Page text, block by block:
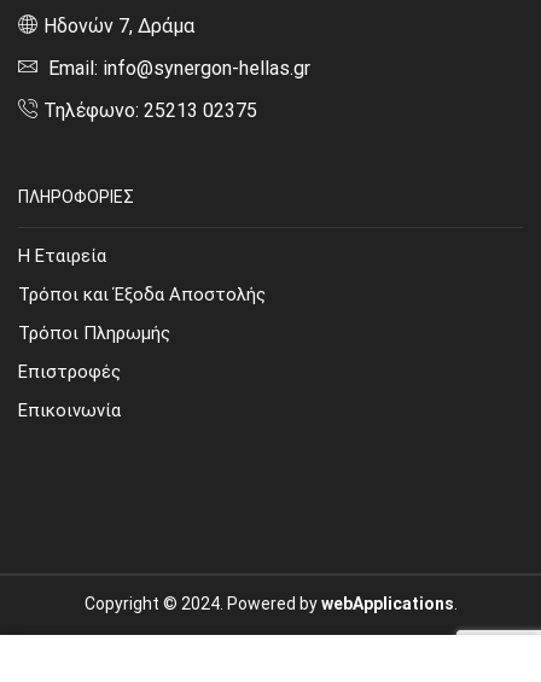
Ηδονών 7, Δράμα
Email: info@synergon-hellas.gr
Τηλέφωνο: 25213 02375
ΠΛΗΡΟΦΟΡΙΕΣ
Η Εταιρεία
Τρόποι και Έξοδα Αποστολής
Τρόποι Πληρωμής
Επιστροφές
Επικοινωνία
Copyright © 2024. Powered bywebApplications